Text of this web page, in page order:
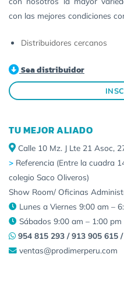
con las mejores condiciones
Distribuidores cercanos
Sea distribuidor
TU MEJOR ALIADO
Calle 10 Mz. J Lte 21 Asoc,
> Referencia (Entre la cuadra
colegio Saco Oliveros)
Show Room/ Oficinas
Lunes a Viernes 9:00 am –
Sábados 9:00 am – 1:00 pm
954 815 293 / 913 905 615
ventas@prodimerperu.com